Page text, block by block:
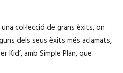
col·lecció de grans èxits, on
dels seus èxits més aclamats,
Kid’, amb Simple Plan, que